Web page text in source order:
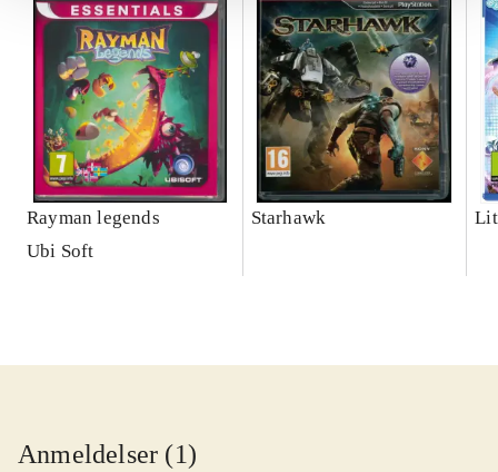
Rayman legends
Ubi Soft
Starhawk
Anmeldelser (1)